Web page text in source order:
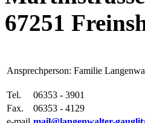
67251
Ansprechperson: Familie
Tel.
06353 - 3901
Fax.
06353 - 4129